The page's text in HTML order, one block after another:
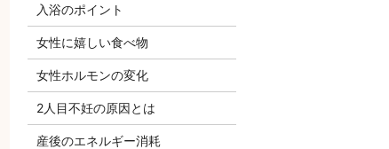
入浴のポイント
女性に嬉しい食べ物
女性ホルモンの変化
2人目不妊の原因とは
産後のエネルギー消耗